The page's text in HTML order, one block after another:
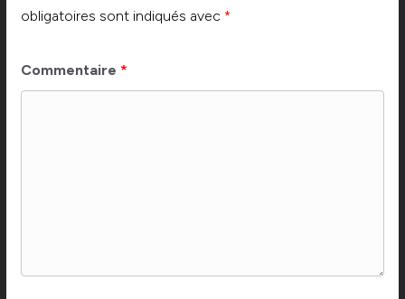
obligatoires sont indiqués avec *
Commentaire *